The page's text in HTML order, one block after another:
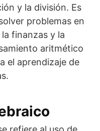
y la división. Es
problemas en
finanzas y la
aritmético
el aprendizaje de